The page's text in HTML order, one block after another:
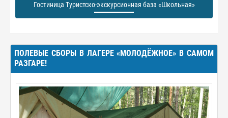
Гостиница Туристско-экскурсионная база «Школьная»
ПОЛЕВЫЕ СБОРЫ В ЛАГЕРЕ «МОЛОДЁЖНОЕ» В САМОМ
РАЗГАРЕ!